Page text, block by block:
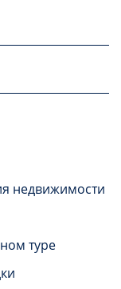
недвижимости
туре